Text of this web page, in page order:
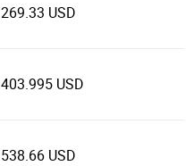
269.33 USD
403.995 USD
538.66 USD